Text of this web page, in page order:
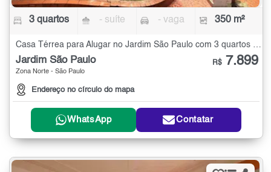
3 quartos - suíte - vaga 350 m²
Casa Térrea para Alugar no Jardim São Paulo com 3 quartos - 350 m²
Jardim São Paulo
Zona Norte - São Paulo
Endereço no círculo do mapa
R$ 7.899
WhatsApp Contatar